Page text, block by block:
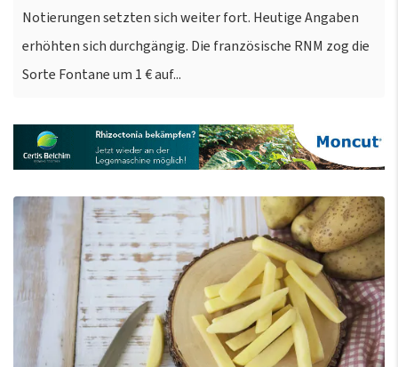
Notierungen setzten sich weiter fort. Heutige Angaben
erhöhten sich durchgängig. Die französische RNM zog die
Sorte Fontane um 1 € auf...